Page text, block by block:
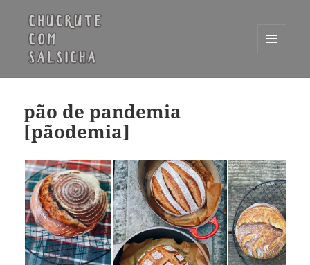
WIDGETS
pão de pandemia
[pãodemia]